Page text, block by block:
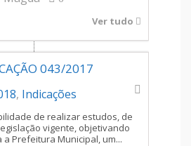
Ver tudo
043/2017
, Indicações
de realizar estudos, de
vigente, objetivando
Prefeitura Municipal, um...